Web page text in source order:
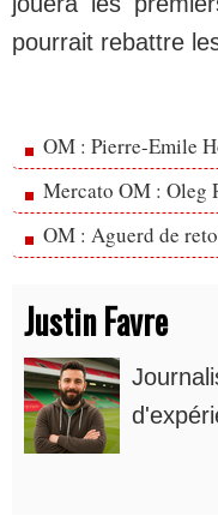
pourrait rebattre
OM : Pierre-Emile
Mercato OM : Oleg
OM : Aguerd de
Justin Favre